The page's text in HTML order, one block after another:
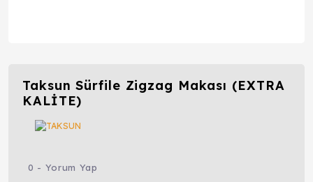
Taksun Sürfile Zigzag Makası (EXTRA
KALİTE)
0 - Yorum Yap